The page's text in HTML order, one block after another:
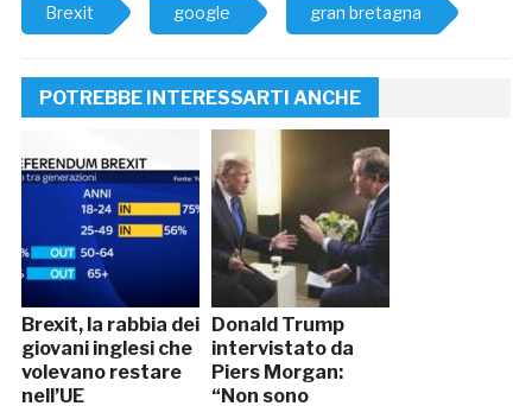
Brexit google gran bretagna
POTREBBE INTERESSARTI ANCHE
Brexit, la rabbia dei
giovani inglesi che
volevano restare
nell’UE
Donald Trump
intervistato da
Piers Morgan:
“Non sono